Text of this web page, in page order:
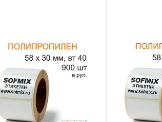
В избранное
К сравнению
Под заказ
В
К